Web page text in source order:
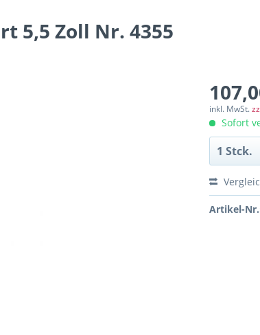
5,5 Zoll Nr. 4355
inkl. MwSt.
Sofort
Artikel-